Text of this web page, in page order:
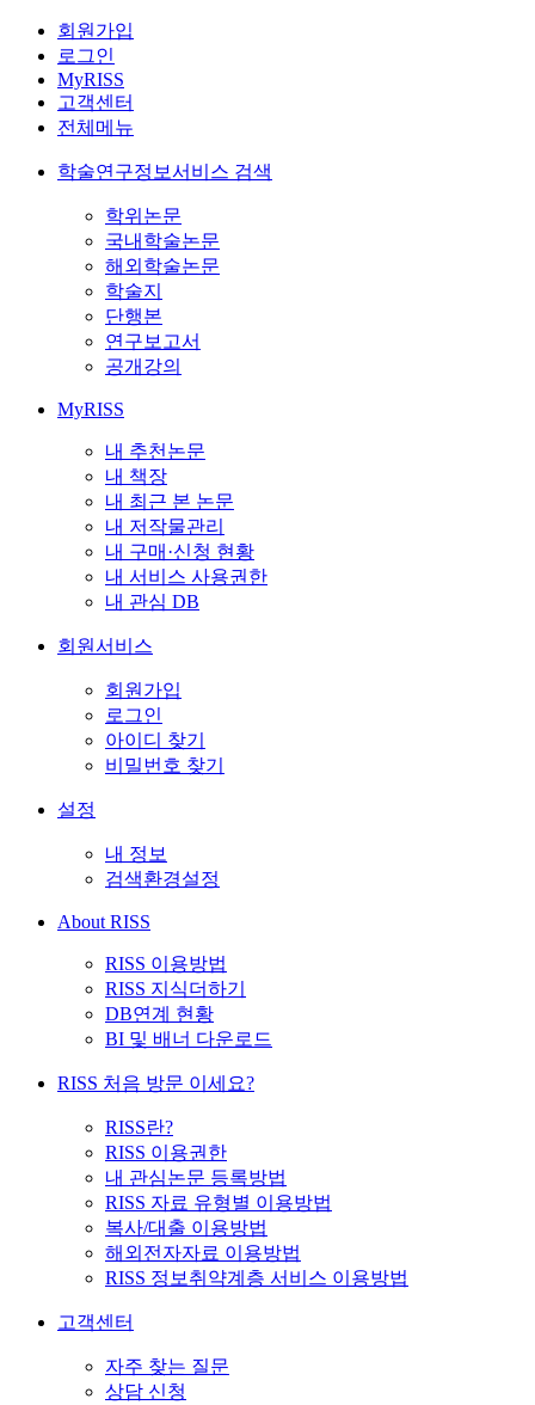
회원가입
로그인
MyRISS
고객센터
전체메뉴
학술연구정보서비스 검색
학위논문
국내학술논문
해외학술논문
학술지
단행본
연구보고서
공개강의
MyRISS
내 추천논문
내 책장
내 최근 본 논문
내 저작물관리
내 구매·신청 현황
내 서비스 사용권한
내 관심 DB
회원서비스
회원가입
로그인
아이디 찾기
비밀번호 찾기
설정
내 정보
검색환경설정
About RISS
RISS 이용방법
RISS 지식더하기
DB연계 현황
BI 및 배너 다운로드
RISS 처음 방문 이세요?
RISS란?
RISS 이용권한
내 관심논문 등록방법
RISS 자료 유형별 이용방법
복사/대출 이용방법
해외전자자료 이용방법
RISS 정보취약계층 서비스 이용방법
고객센터
자주 찾는 질문
상담 신청